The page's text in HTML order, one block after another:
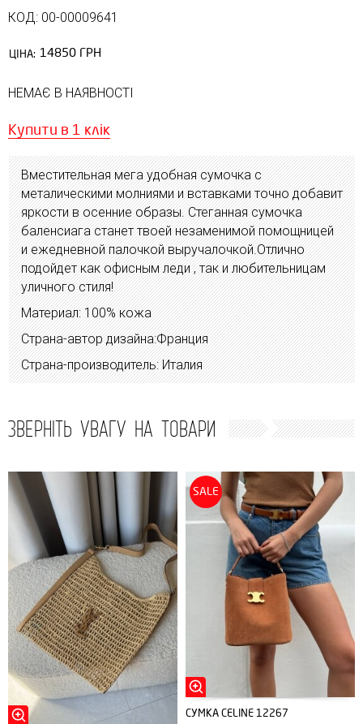
КОД: 00-00009641
ЦІНА: 14850 ГРН
НЕМАЄ В НАЯВНОСТІ
Купити в 1 клік
Вместительная мега удобная сумочка с
металическими молниями и вставками точно добавит
яркости в осенние образы. Стеганная сумочка
баленсиага станет твоей незаменимой помощницей
и ежедневной палочкой выручалочкой.Отлично
подойдет как офисным леди , так и любительницам
уличного стиля!
Материал: 100% кожа
Страна-автор дизайна:Франция
Страна-производитель: Италия
ЗВЕРНІТЬ УВАГУ НА ТОВАРИ
SALE
СУМКА CELINE 12267